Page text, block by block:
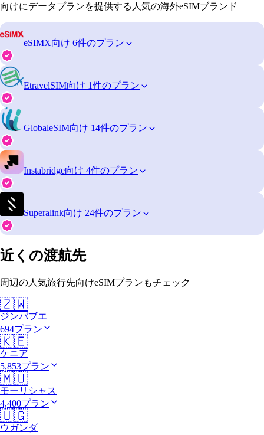
向けにデータプランを提供する人気の海外eSIMブランド
eSIMX向け 6件のプラン
EtravelSIM向け 1件のプラン
GlobaleSIM向け 14件のプラン
Instabridge向け 4件のプラン
Superalink向け 24件のプラン
近くの渡航先
周辺の人気旅行先向けeSIMプランもチェック
🇿🇼
ジンバブエ
694プラン
🇰🇪
ケニア
5,853プラン
🇲🇺
モーリシャス
4,400プラン
🇺🇬
ウガンダ